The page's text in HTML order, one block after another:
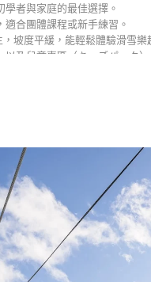
最新 ] 日本雪場開放
學者與家庭的最佳選擇。
適合團體課程或新手練習。
坡度平緩，能輕鬆體驗滑雪樂
以及兒童專區（キッズパーク
適合練習 carving 與連續轉彎。
3 公里，能盡情享受長距離的
，讓不同程度的滑雪者都能找
高手展現技術的舞台。
眾多滑雪愛好者前來挑戰。
趣，適合進階玩家。
光下體驗截然不同的氛圍。